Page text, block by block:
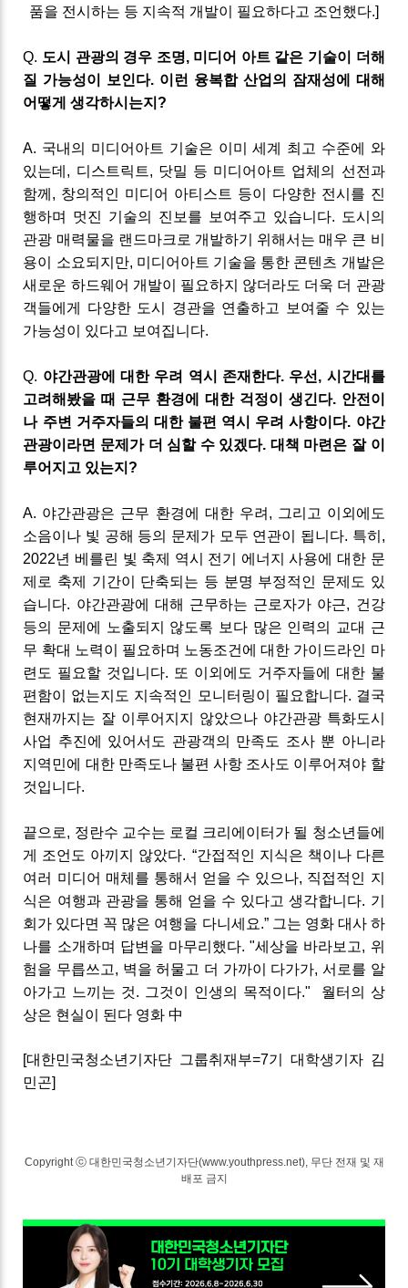
품을 전시하는 등 지속적 개발이 필요하다고 조언했다.]
Q. 도시 관광의 경우 조명, 미디어 아트 같은 기술이
더해
질 가능성이 보인다. 이런 융복합 산업의 잠재성에
대해
어떻게
생각하시는지?
A. 국내의 미디어아트 기술은 이미 세계 최고 수준에 와
있는데 , 디스트릭트, 닷밀 등 미디어아트 업체의 선전과
함께 , 창의적인 미디어 아티스트 등이 다양한 전시를 진
행하며 멋진 기술의 진보를 보여주고 있습니다. 도시의
관광 매력물을 랜드마크로 개발하기 위해서는 매우 큰 비
용이 소요되지만, 미디어아트 기술을 통한 콘텐츠 개발은
새로운 하드웨어 개발이 필요하지 않더라도 더욱 더 관광
객들에게 다양한 도시 경관을 연출하고 보여줄 수 있는
가능성이 있다고 보여집니다.
Q. 야간관광에 대한 우려 역시 존재한다. 우선 , 시간대를
고려해봤을 때 근무 환경에 대한 걱정이 생긴다. 안전이
나 주변 거주자들의 대한 불편 역시 우려 사항이다. 야간
관광이라면 문제가 더 심할 수 있겠다. 대책 마련은 잘 이
루어지고 있는지?
A. 야간관광은 근무 환경에 대한 우려 , 그리고 이외에도
소음이나 빛 공해 등의 문제가 모두 연관이 됩니다. 특히 ,
2022년 베를린 빛 축제
역시 전기 에너지 사용에 대한 문
제로 축제 기간이 단축되는 등 분명 부정적인 문제도 있
습니다. 야간관광에 대해 근무하는 근로자가 야근, 건강
등의 문제에 노출되지 않도록 보다 많은 인력의 교대 근
무 확대 노력이 필요하며 노동조건에 대한 가이드라인 마
련도 필요할 것입니다. 또 이외에도 거주자들에 대한 불
편함이 없는지도 지속적인 모니터링이 필요합니다. 결국
현재까지는 잘 이루어지지 않았으나 야간관광 특화도시
사업 추진에 있어서도 관광객의 만족도 조사 뿐 아니라
지역민에 대한 만족도나 불편 사항 조사도 이루어져야 할
것입니다.
끝으로, 정란수 교수는 로컬 크리에이터가 될 청소년들에
게 조언도 아끼지 않았다. “간접적인 지식은 책이나 다른
여러 미디어 매체를 통해서 얻을 수 있으나, 직접적인 지
식은 여행과 관광을 통해 얻을 수 있다고 생각합니다. 기
회가 있다면 꼭 많은 여행을 다니세요.” 그는 영화 대사 하
나를 소개하며 답변을 마무리했다. "세상을 바라보고, 위
험을 무릅쓰고, 벽을 허물고 더 가까이 다가가, 서로를 알
아가고 느끼는 것. 그것이 인생의 목적이다."
월터의 상
상은 현실이 된다 영화 中
[대한민국청소년기자단 그룹취재부=7기 대학생기자 김
민곤]
Copyright ⓒ 대한민국청소년기자단(www.youthpress.net), 무단 전재 및 재
배포 금지